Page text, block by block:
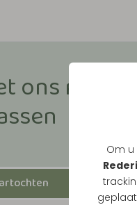
Om
ons mee